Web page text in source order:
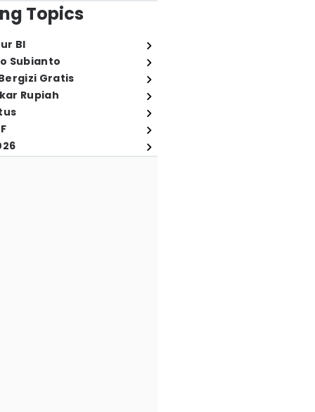
Topics
BI
Subianto
Gratis
Rupiah